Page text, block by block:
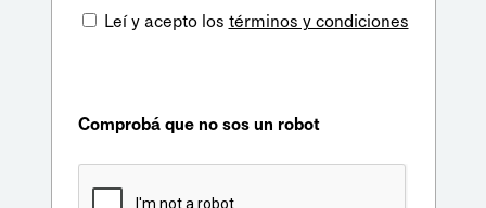
Leí y acepto los términos y condiciones
Comprobá que no sos un robot